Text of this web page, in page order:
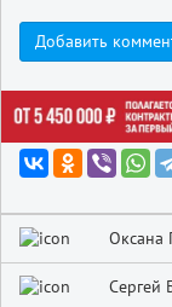
Добавить
Оксана
Сергей